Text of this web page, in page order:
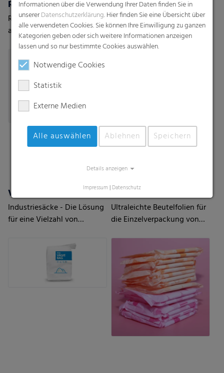
RKW Fruit Pad
Recycelbare Cushion Pads
aus Monomaterial (PP), die
die Frische von Obst,
verlängern
Leistungsstarke
Kaschierfolien (Coex) mit
und ohne Barriere
Ventilkastensäcke
Industriesäcke - Die Lösung
für eine Vielzahl von
Pouchfolien
Ultraleichte Beutelfolien für
die Einzelverpackung von
Informationen über die Verwendung Ihrer Daten finden Sie in
unsererDatenschutzerklärung. Hier finden Sie eine Übersicht über
alle verwendeten Cookies. Sie können Ihre Einwilligung zu ganzen
Kategorien geben oder sich weitere Informationen anzeigen
lassen und so nur bestimmte Cookies auswählen.
Notwendige Cookies
Statistik
Externe Medien
Alle auswählen Ablehnen Speichern
Details anzeigen
Impressum | Datenschutz